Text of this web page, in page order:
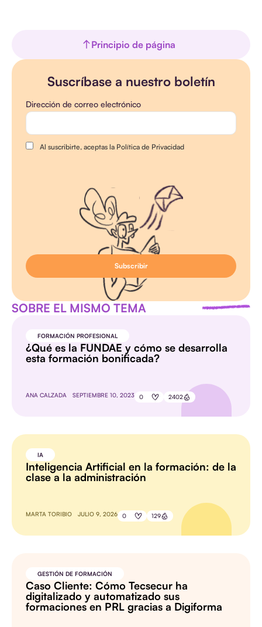
Principio de página
Suscríbase a nuestro boletín
Dirección de correo electrónico
Al suscribirte, aceptas la Política de Privacidad
SOBRE EL MISMO TEMA
FORMACIÓN PROFESIONAL
¿Qué es la FUNDAE y cómo se desarrolla
esta formación bonificada?
ANA CALZADA SEPTIEMBRE 10, 2023 0 2402
IA
Inteligencia Artificial en la formación: de la
clase a la administración
MARTA TORIBIO JULIO 9, 2026 0 129
GESTIÓN DE FORMACIÓN
Caso Cliente: Cómo Tecsecur ha
digitalizado y automatizado sus
formaciones en PRL gracias a Digiforma